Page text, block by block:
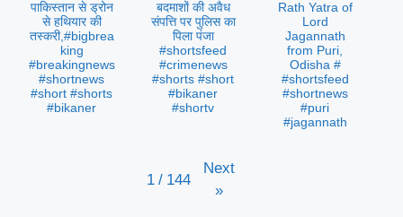
पाकिस्तान से ड्रोन
से हथियार की
तस्करी,#bigbrea
king
#breakingnews
#shortnews
#short #shorts
#bikaner
बदमाशों की अवैध
संपत्ति पर पुलिस का
पिला पंजा
#shortsfeed
#crimenews
#shorts #short
#bikaner
#shortv
Rath Yatra of
Lord
Jagannath
from Puri,
Odisha #
#shortsfeed
#shortnews
#puri
#jagannath
1 / 144
Next
»